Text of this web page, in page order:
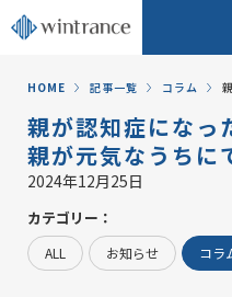
HOME 記事一覧 コラム
親が認知症になっ
親が元気なうちに
2024年12月25日
カテゴリー：
ALL お知らせ コラ